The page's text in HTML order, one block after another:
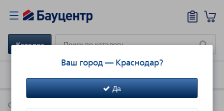
Ваш город — Краснодар?
Да
Каталог
Советы